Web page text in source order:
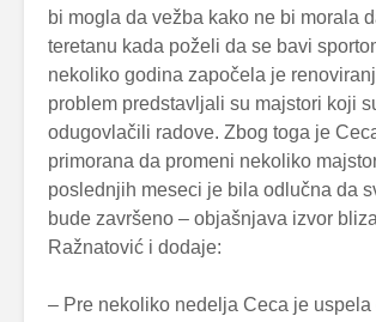
bi mogla da vežba kako ne bi morala
teretanu kada poželi da se bavi
nekoliko godina započela je
problem predstavljali su majstori koji
odugovlačili radove. Zbog toga je
primorana da promeni nekoliko
poslednjih meseci je bila odlučna da
bude završeno – objašnjava izvor
Ražnatović i dodaje:
– Pre nekoliko nedelja Ceca je uspela